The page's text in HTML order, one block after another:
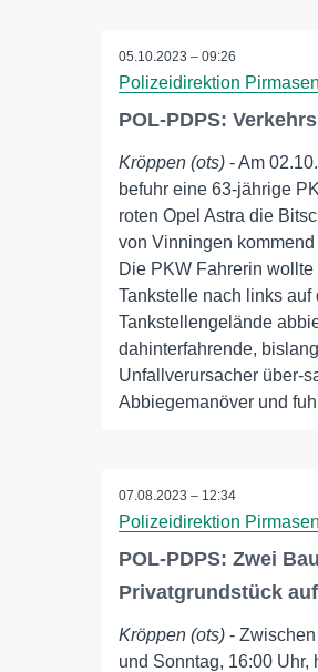
05.10.2023 – 09:26
Polizeidirektion
POL-PDPS:
Kröppen (ots) - Am
befuhr eine 63-jährige
roten Opel Astra die
von Vinningen
Die PKW Fahrerin
Tankstelle nach links auf
Tankstellengelände
dahinterfahrende,
Unfallverursacher über-
Abbiegemanöver und
07.08.2023 – 12:34
Polizeidirektion
POL-PDPS: Zwei
Privatgrundstück
Kröppen (ots) -
und Sonntag, 16:00 Uhr,